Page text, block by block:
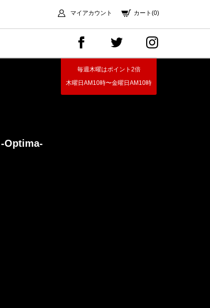
マイアカウント カート(0)
毎週木曜はポイント2倍
木曜日AM10時〜金曜日AM10時
-Optima-